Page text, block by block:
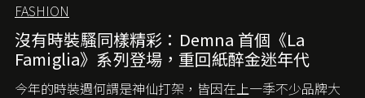
FASHION
沒有時裝騷同樣精彩：Demna 首個《La
Famiglia》系列登場，重回紙醉金迷年代
今年的時裝週何謂是神仙打架，皆因在上一季不少品牌大